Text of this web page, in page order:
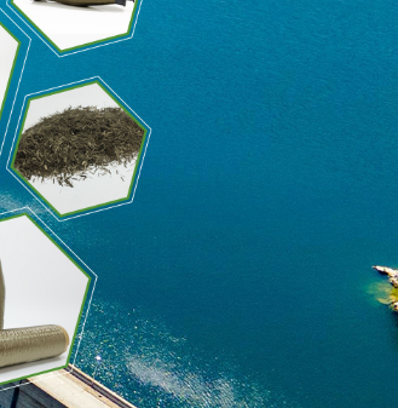
Mèches De Fibres De Basalte
Brins Coupés En Fibres De Basalte
Produits En Fibre De Basalte